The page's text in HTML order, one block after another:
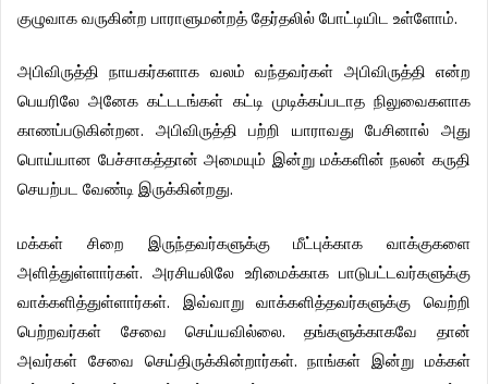
குழுவாக வருகின்ற பாராளுமன்றத் தேர்தலில் போட்டியிட உள்ளோம்.
அபிவிருத்தி நாயகர்களாக வலம் வந்தவர்கள் அபிவிருத்தி என்ற
பெயரிலே அனேக கட்டடங்கள் கட்டி முடிக்கப்படாத நிலுவைகளாக
காணப்படுகின்றன. அபிவிருத்தி பற்றி யாராவது பேசினால் அது
பொய்யான பேச்சாகத்தான் அமையும் இன்று மக்களின் நலன் கருதி
செயற்பட வேண்டி இருக்கின்றது.
மக்கள் சிறை இருந்தவர்களுக்கு மீட்புக்காக
வாக்குகளை
அளித்துள்ளார்கள்.அரசியலிலே உரிமைக்காக பாடுபட்டவர்களுக்கு
வாக்களித்துள்ளார்கள். இவ்வாறு வாக்களித்தவர்களுக்கு வெற்றி
பெற்றவர்கள்
சேவை செய்யவில்லை.தங்களுக்காகவே
தான்
அவர்கள் சேவை செய்திருக்கின்றார்கள்.நாங்கள் இன்று மக்கள்